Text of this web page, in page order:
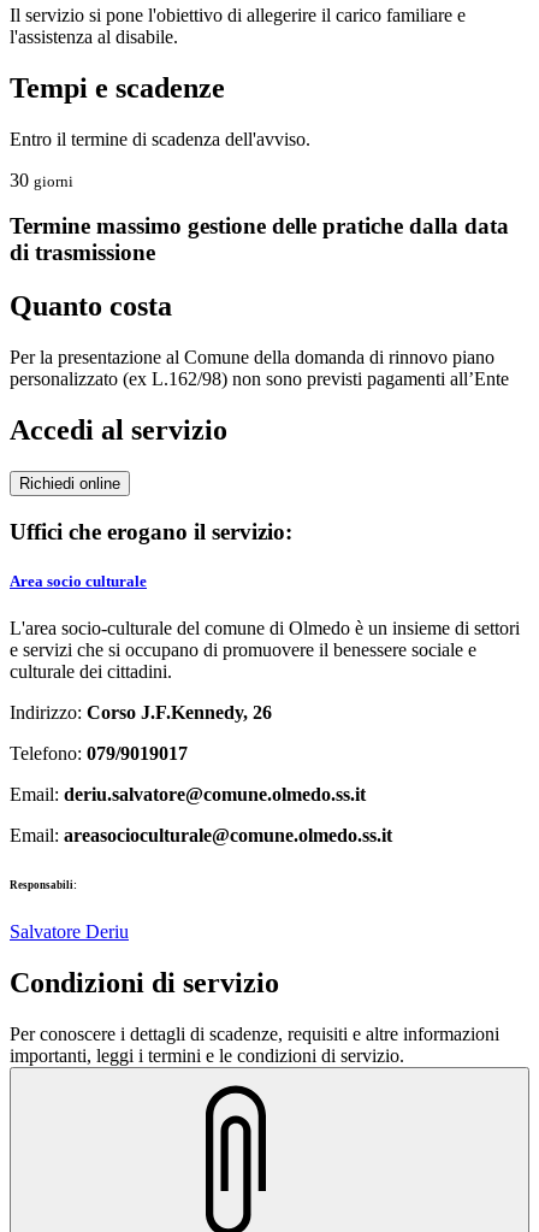
Il servizio si pone l'obiettivo di allegerire il carico familiare e
l'assistenza al disabile.
Tempi e scadenze
Entro il termine di scadenza dell'avviso.
30 giorni
Termine massimo gestione delle pratiche dalla data
di trasmissione
Quanto costa
Per la presentazione al Comune della domanda di rinnovo piano
personalizzato (ex L.162/98) non sono previsti pagamenti all’Ente
Accedi al servizio
Richiedi online
Uffici che erogano il servizio:
Area socio culturale
L'area socio-culturale del comune di Olmedo è un insieme di settori
e servizi che si occupano di promuovere il benessere sociale e
culturale dei cittadini.
Indirizzo: Corso J.F.Kennedy, 26
Telefono: 079/9019017
Email: deriu.salvatore@comune.olmedo.ss.it
Email: areasocioculturale@comune.olmedo.ss.it
Responsabili:
Salvatore Deriu
Condizioni di servizio
Per conoscere i dettagli di scadenze, requisiti e altre informazioni
importanti, leggi i termini e le condizioni di servizio.